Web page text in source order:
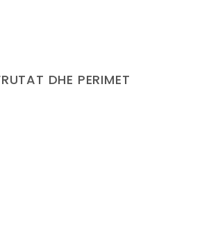
DHE PERIMET